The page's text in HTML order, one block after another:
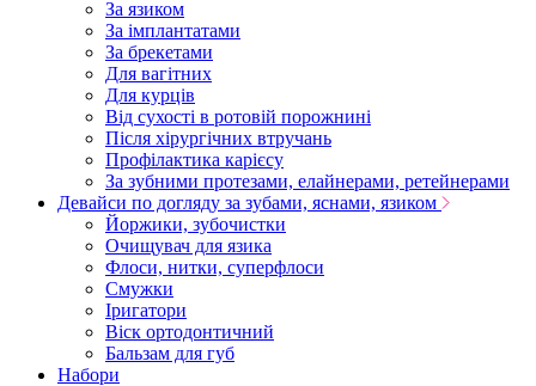
За язиком
За імплантатами
За брекетами
Для вагітних
Для курців
Від сухості в ротовій порожнині
Після хірургічних втручань
Профілактика карієсу
За зубними протезами, елайнерами, ретейнерами
Девайси по догляду за зубами, яснами, язиком
Йоржики, зубочистки
Очищувач для язика
Флоси, нитки, суперфлоси
Смужки
Іригатори
Віск ортодонтичний
Бальзам для губ
Набори